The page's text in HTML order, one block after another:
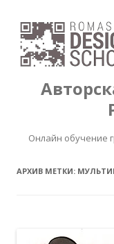
Онлайн обучение
АРХИВ МЕТКИ: